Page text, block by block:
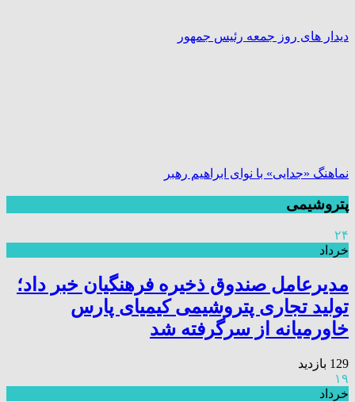
دیدار های روز جمعه رئیس جمهور
نماهنگ «جدایی» با نوای ابراهیم رهبر
پتروشیمی
۲۴
خرداد
مدیرعامل صندوق ذخیره فرهنگیان خبر داد؛
تولید تجاری پتروشیمی کیمیای پارس
خاورمیانه از سرگرفته شد
129 بازدید
۱۹
خرداد